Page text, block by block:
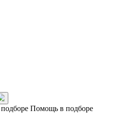
Помощь в подборе